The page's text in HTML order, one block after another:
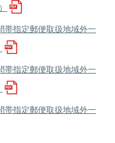
帯指定郵便取扱地域外一
帯指定郵便取扱地域外一
帯指定郵便取扱地域外一